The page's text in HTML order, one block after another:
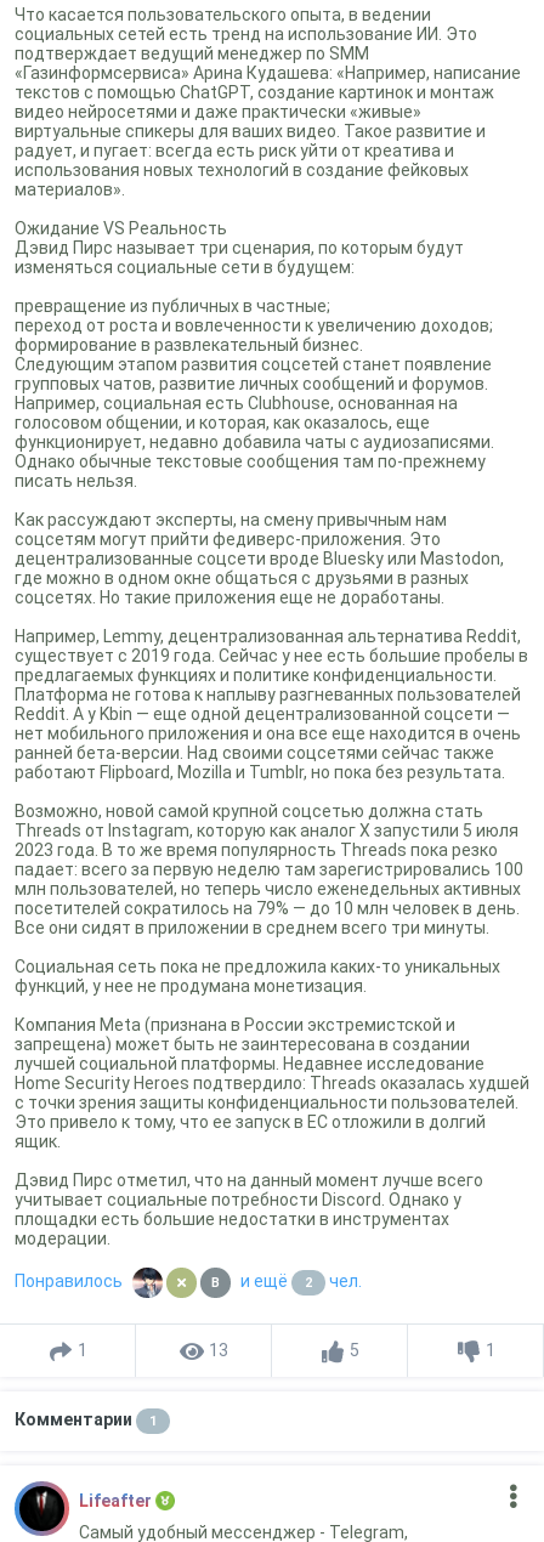
Что касается пользовательского опыта, в ведении
социальных сетей есть тренд на использование ИИ. Это
подтверждает ведущий менеджер по SMM
«Газинформсервиса» Арина Кудашева: «Например, написание
текстов с помощью ChatGPT, создание картинок и монтаж
видео нейросетями и даже практически «живые»
виртуальные спикеры для ваших видео. Такое развитие и
радует, и пугает: всегда есть риск уйти от креатива и
использования новых технологий в создание фейковых
материалов».
Ожидание VS Реальность
Дэвид Пирс называет три сценария, по которым будут
изменяться социальные сети в будущем:
превращение из публичных в частные;
переход от роста и вовлеченности к увеличению доходов;
формирование в развлекательный бизнес.
Следующим этапом развития соцсетей станет появление
групповых чатов, развитие личных сообщений и форумов.
Например, социальная есть Clubhouse, основанная на
голосовом общении, и которая, как оказалось, еще
функционирует, недавно добавила чаты с аудиозаписями.
Однако обычные текстовые сообщения там по-прежнему
писать нельзя.
Как рассуждают эксперты, на смену привычным нам
соцсетям могут прийти федиверс-приложения. Это
децентрализованные соцсети вроде Bluesky или Mastodon,
где можно в одном окне общаться с друзьями в разных
соцсетях. Но такие приложения еще не доработаны.
Например, Lemmy, децентрализованная альтернатива Reddit,
существует с 2019 года. Сейчас у нее есть большие пробелы в
предлагаемых функциях и политике конфиденциальности.
Платформа не готова к наплыву разгневанных пользователей
Reddit. А у Kbin — еще одной децентрализованной соцсети —
нет мобильного приложения и она все еще находится в очень
ранней бета-версии. Над своими соцсетями сейчас также
работают Flipboard, Mozilla и Tumblr, но пока без результата.
Возможно, новой самой крупной соцсетью должна стать
Threads от Instagram, которую как аналог X запустили 5 июля
2023 года. В то же время популярность Threads пока резко
падает: всего за первую неделю там зарегистрировались 100
млн пользователей, но теперь число еженедельных активных
посетителей сократилось на 79% — до 10 млн человек в день.
Все они сидят в приложении в среднем всего три минуты.
Социальная сеть пока не предложила каких-то уникальных
функций, у нее не продумана монетизация.
Компания Meta (признана в России экстремистской и
запрещена) может быть не заинтересована в создании
лучшей социальной платформы. Недавнее исследование
Home Security Heroes подтвердило: Threads оказалась худшей
с точки зрения защиты конфиденциальности пользователей.
Это привело к тому, что ее запуск в ЕС отложили в долгий
ящик.
Дэвид Пирс отметил, что на данный момент лучше всего
учитывает социальные потребности Discord. Однако у
площадки есть большие недостатки в инструментах
модерации.
Понравилось B и ещё 2 чел.
1 13 5 1
Комментарии 1
Lifeafter
Самый удобный мессенджер - Telegram,